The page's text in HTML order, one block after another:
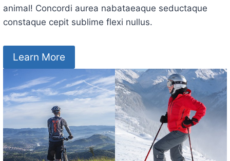
animal! Concordi aurea nabataeaque seductaque
constaque cepit sublime flexi nullus.
Learn More